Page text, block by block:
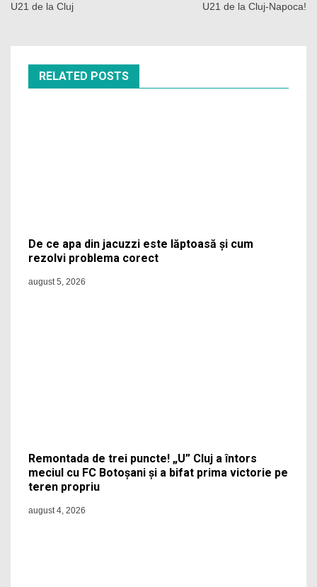
U21 de la Cluj
U21 de la Cluj-Napoca!
RELATED POSTS
De ce apa din jacuzzi este lăptoasă și cum
rezolvi problema corect
august 5, 2026
Remontada de trei puncte! „U” Cluj a întors
meciul cu FC Botoșani și a bifat prima victorie pe
teren propriu
august 4, 2026